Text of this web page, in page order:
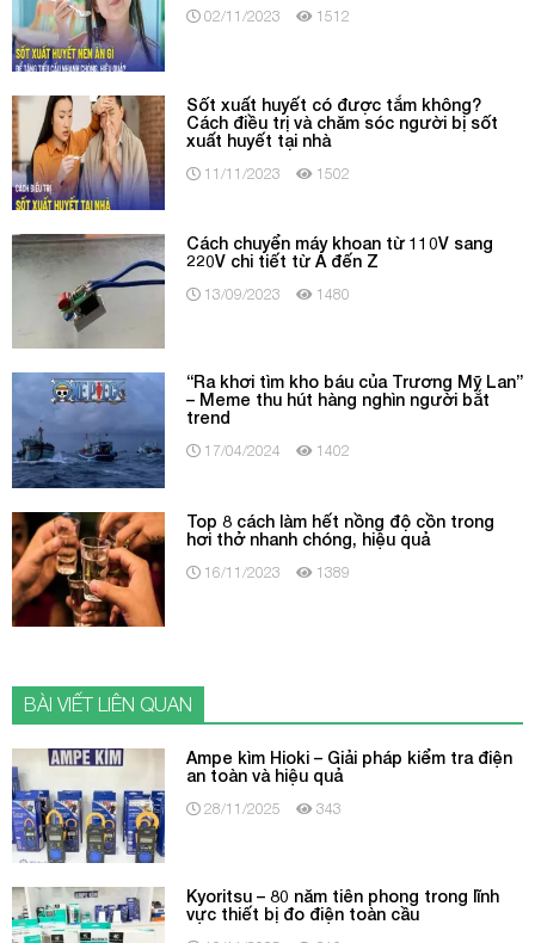
02/11/2023 1512
Sốt xuất huyết có được tắm không?
Cách điều trị và chăm sóc người bị sốt
xuất huyết tại nhà
11/11/2023 1502
Cách chuyển máy khoan từ 110V sang
220V chi tiết từ A đến Z
13/09/2023 1480
“Ra khơi tìm kho báu của Trương Mỹ Lan”
– Meme thu hút hàng nghìn người bắt
trend
17/04/2024 1402
Top 8 cách làm hết nồng độ cồn trong
hơi thở nhanh chóng, hiệu quả
16/11/2023 1389
BÀI VIẾT LIÊN QUAN
Ampe kìm Hioki – Giải pháp kiểm tra điện
an toàn và hiệu quả
28/11/2025 343
Kyoritsu – 80 năm tiên phong trong lĩnh
vực thiết bị đo điện toàn cầu